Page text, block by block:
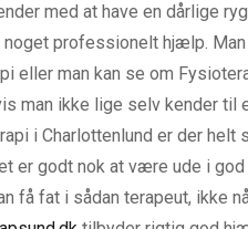
med at have en dårlige
professionelt hjælp.
eller man kan se om
man ikke lige selv kender til
i Charlottenlund er der
er godt nok at være ude i
få fat i sådan terapeut, ikke